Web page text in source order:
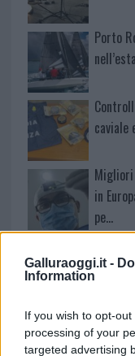
Galluraoggi.it -
Information
If you wish to opt-
processing of your
targeted advertising
Porto
caviale
in
pe…
Andrea